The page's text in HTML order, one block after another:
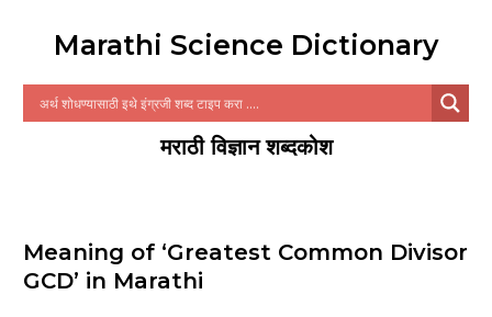
Marathi Science Dictionary
मराठी विज्ञान शब्दकोश
Meaning of ‘Greatest Common Divisor
GCD’ in Marathi